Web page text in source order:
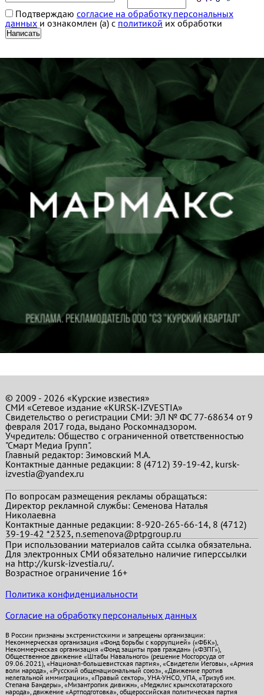
Подтверждаю согласие на обработку персональных
данныхи ознакомлен (а) с политикой их обработки
© 2009 - 2026 «Курские известия»
СМИ «Сетевое издание «KURSK-IZVESTIA»
Свидетельство о регистрации СМИ: ЭЛ № ФС 77-68634 от 9
февраля 2017 года, выдано Роскомнадзором.
Учредитель: Общество с ограниченной ответственностью
"Смарт Медиа Групп".
Главный редактор:Зимовский М.А.
Контактные данные редакции: 8 (4712) 39-19-42, kursk-
izvestia@yandex.ru
По вопросам размещения рекламы обращаться:
Директор рекламной службы: Семенова Наталья
Николаевна
Контактные данные редакции: 8-920-265-66-14, 8 (4712)
39-19-42 *2323, n.semenova@ptpgroup.ru
При использовании материалов сайта ссылка обязательна.
Для электронных СМИ обязательно наличие гиперссылки
на http://kursk-izvestia.ru/.
Возрастное ограничение 16+
Политика конфиденциальности
Согласие на обработку персональных данных
В России признаны экстремистскими и запрещены организации:
Некоммерческая организация «Фонд борьбы с коррупцией» («ФБК»),
Некоммерческая организация «Фонд защиты прав граждан» («ФЗПГ»),
Общественное движение «Штабы Навального» (решение Мосгорсуда от
09.06.2021), «Национал-большевистская партия», «Свидетели Иеговы», «Армия
воли народа», «Русский общенациональный союз», «Движение против
нелегальной иммиграции», «Правый сектор», УНА-УНСО, УПА, «Тризуб им.
Степана Бандеры», «Мизантропик дивижн», «Меджлис крымскотатарского
народа», движение «Артподготовка», общероссийская политическая партия